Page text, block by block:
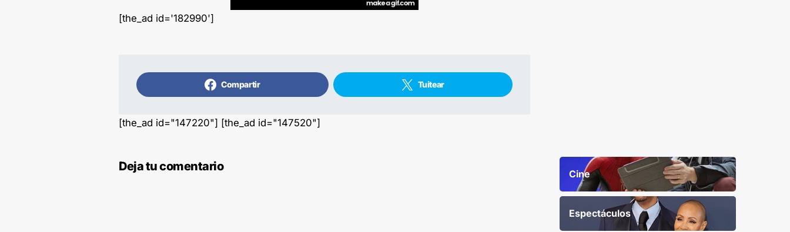
[the_ad id='182990']
Compartir Tuitear
[the_ad id="147220"] [the_ad id="147520"]
Deja tu comentario
Cine
Espectáculos